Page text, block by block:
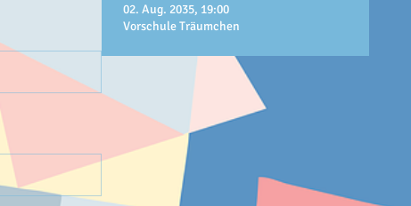
02. Aug. 2035, 19:00
Vorschule Träumchen